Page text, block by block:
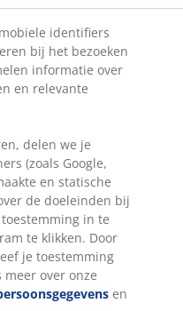
poedergecoate stalen
De lantaarn is
creëert een warme,
op de tuintafel of
gezellige sfeer. Ø10 x
identifiers
bij het bezoeken
informatie over
en relevante
delen we je
(zoals Google,
en statische
de doeleinden bij
toestemming in te
te klikken. Door
je toestemming
over onze
en